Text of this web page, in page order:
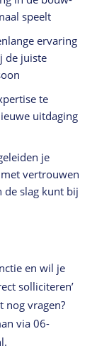
speelt
ervaring
de juiste
te
uitdaging
je
vertrouwen
de slag kunt bij
en wil je
solliciteren’
nog vragen?
via 06-